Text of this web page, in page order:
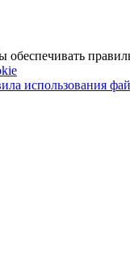
использования